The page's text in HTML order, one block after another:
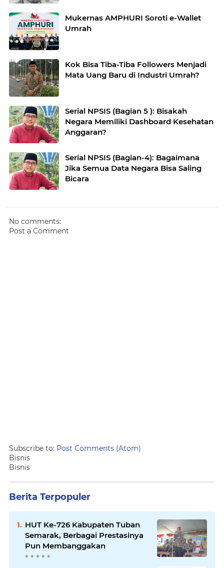
Mukernas AMPHURI Soroti e-Wallet
Umrah
Kok Bisa Tiba-Tiba Followers Menjadi
Mata Uang Baru di Industri Umrah?
Serial NPSIS (Bagian 5 ): Bisakah
Negara Memiliki Dashboard Kesehatan
Anggaran?
Serial NPSIS (Bagian-4): Bagaimana
Jika Semua Data Negara Bisa Saling
Bicara
No comments:
Post a Comment
Subscribe to: Post Comments (Atom)
Bisnis
Bisnis
Berita Terpopuler
HUT Ke-726 Kabupaten Tuban
Semarak, Berbagai Prestasinya
Pun Membanggakan